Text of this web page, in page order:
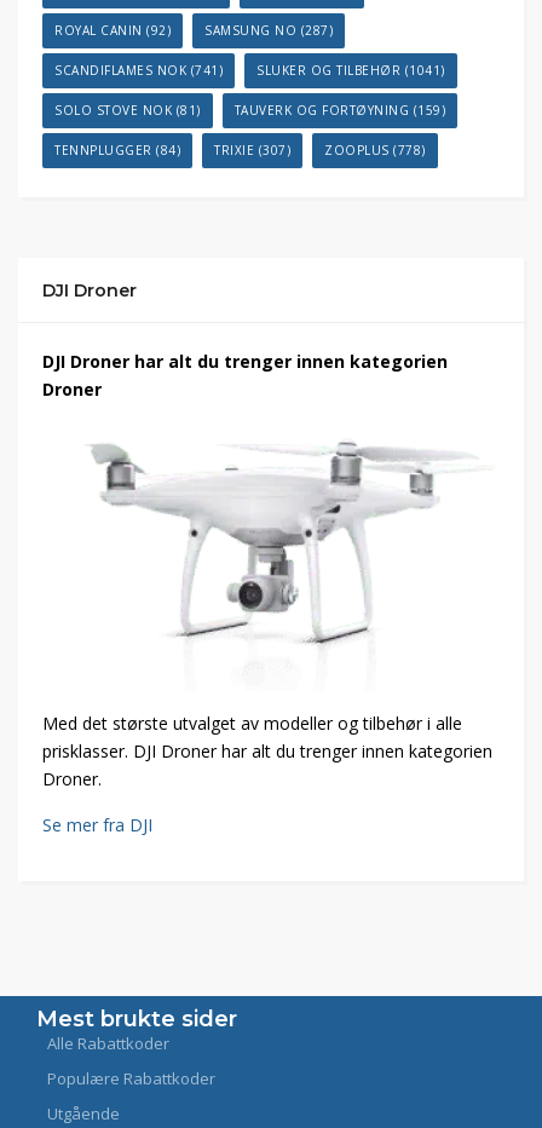
ROYAL CANIN (92) SAMSUNG NO (287)
SCANDIFLAMES NOK (741) SLUKER OG TILBEHØR (1041)
SOLO STOVE NOK (81) TAUVERK OG FORTØYNING (159)
TENNPLUGGER (84) TRIXIE (307) ZOOPLUS (778)
DJI Droner
DJI Droner har alt du trenger innen kategorien
Droner
Med det største utvalget av modeller og tilbehør i alle
prisklasser. DJI Droner har alt du trenger innen kategorien
Droner.
Se mer fra DJI
Mest brukte sider
Alle Rabattkoder
Populære Rabattkoder
Utgående